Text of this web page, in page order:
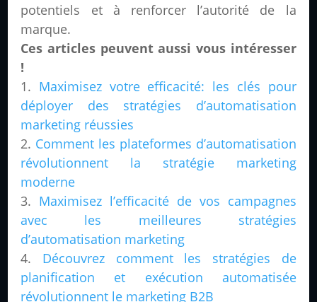
potentiels et à renforcer l’autorité de la
marque.
Ces articles peuvent aussi vous intéresser
!
Maximisez votre efficacité: les clés pour
déployer des stratégies d’automatisation
marketing réussies
Comment les plateformes d’automatisation
révolutionnent la stratégie marketing
moderne
Maximisez l’efficacité de vos campagnes
avec les meilleures stratégies
d’automatisation marketing
Découvrez comment les stratégies de
planification et exécution automatisée
révolutionnent le marketing B2B